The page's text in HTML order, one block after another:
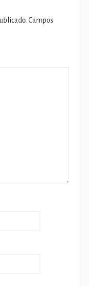
Campos